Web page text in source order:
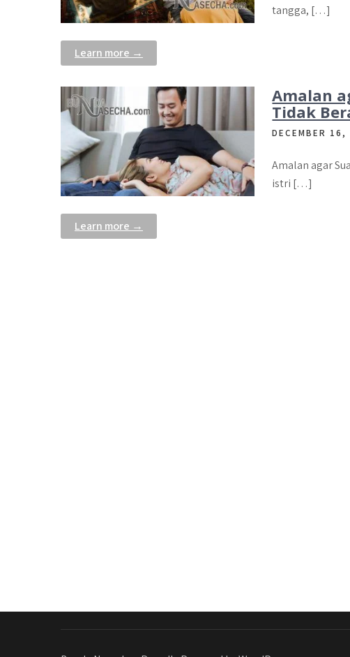
tangga, […]
Learn more →
Amalan
Tidak
DECEMBER
Amalan agar
istri […]
Learn more →